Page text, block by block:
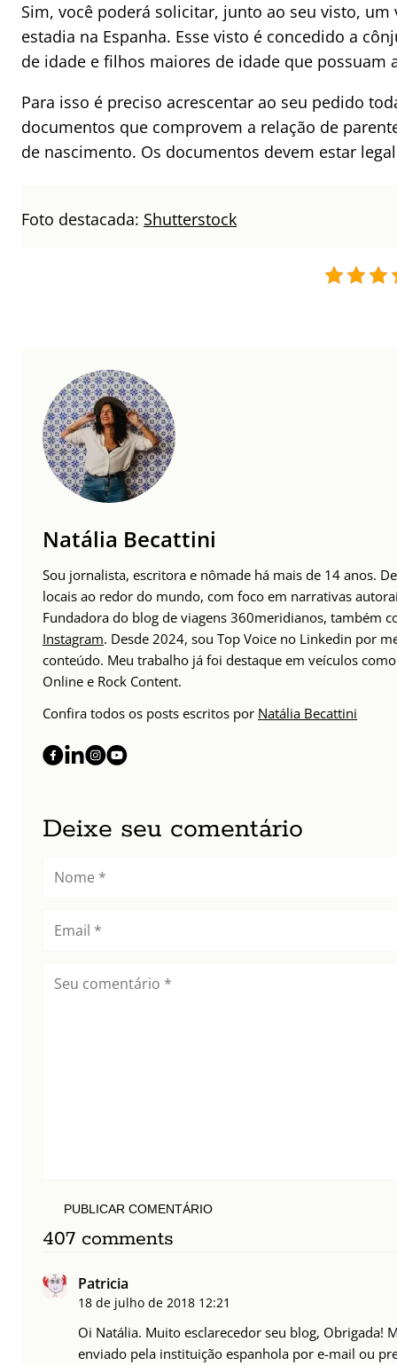
Sim, você poderá solicitar, junto ao seu visto,
estadia na Espanha. Esse visto é concedido a
de idade e filhos maiores de idade que possuam
Para isso é preciso acrescentar ao seu pedido
documentos que comprovem a relação de
de nascimento. Os documentos devem estar
Foto destacada: Shutterstock
Natália Becattini
Sou jornalista, escritora e nômade há mais de 14 anos.
locais ao redor do mundo, com foco em narrativas
Fundadora do blog de viagens 360meridianos, também
Instagram. Desde 2024, sou Top Voice no Linkedin por
conteúdo. Meu trabalho já foi destaque em veículos
Online e Rock Content.
Confira todos os posts escritos por Natália Becattini
Deixe seu comentário
PUBLICAR COMENTÁRIO
407 comments
Patricia
18 de julho de 2018 12:21
Oi Natália. Muito esclarecedor seu blog, Obrigada!
enviado pela instituição espanhola por e-mail ou